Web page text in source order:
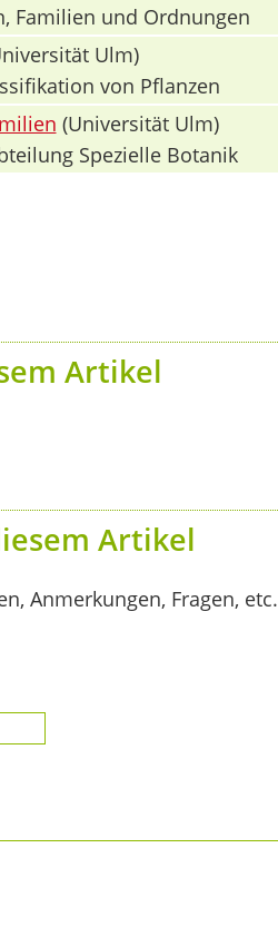
Familien und Ordnungen
Ulm)
von Pflanzen
(Universität Ulm)
Spezielle Botanik
Artikel
Artikel
Anmerkungen, Fragen, etc.